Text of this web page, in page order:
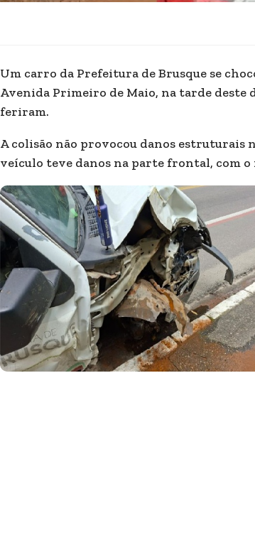
Um carro da Prefeitura de Brusque se
Avenida Primeiro de Maio, na tarde deste
feriram.
A colisão não provocou danos estruturais
veículo teve danos na parte frontal, com